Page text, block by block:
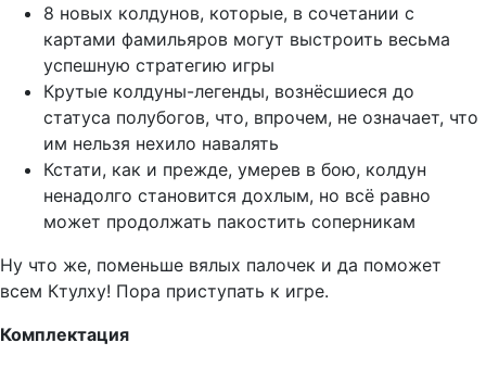
8 новых колдунов, которые, в сочетании с
картами фамильяров могут выстроить весьма
успешную стратегию игры
Крутые колдуны-легенды, вознёсшиеся до
статуса полубогов, что, впрочем, не означает, что
им нельзя нехило навалять
Кстати, как и прежде, умерев в бою, колдун
ненадолго становится дохлым, но всё равно
может продолжать пакостить соперникам
Ну что же, поменьше вялых палочек и да поможет
всем Ктулху! Пора приступать к игре.
Комплектация